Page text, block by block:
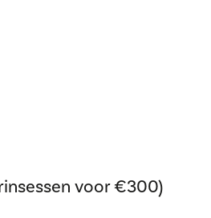
voor €300)